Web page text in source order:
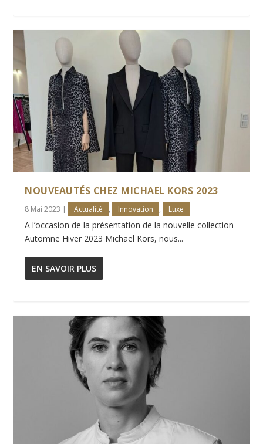
NOUVEAUTÉS CHEZ MICHAEL KORS 2023
8 Mai 2023 | Actualité , Innovation , Luxe
A l’occasion de la présentation de la nouvelle collection
Automne Hiver 2023 Michael Kors, nous...
EN SAVOIR PLUS